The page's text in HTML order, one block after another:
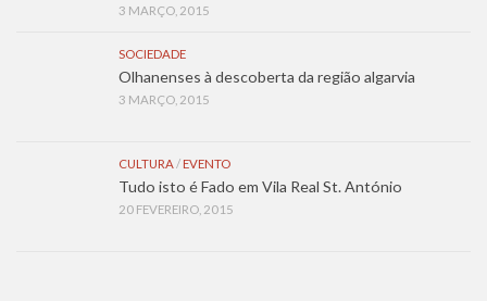
3 MARÇO, 2015
SOCIEDADE
Olhanenses à descoberta da região algarvia
3 MARÇO, 2015
CULTURA/ EVENTO
Tudo isto é Fado em Vila Real St. António
20 FEVEREIRO, 2015